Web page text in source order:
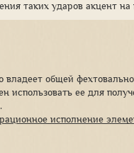
таких ударов акцент
владеет общей
использовать ее для
исполнение